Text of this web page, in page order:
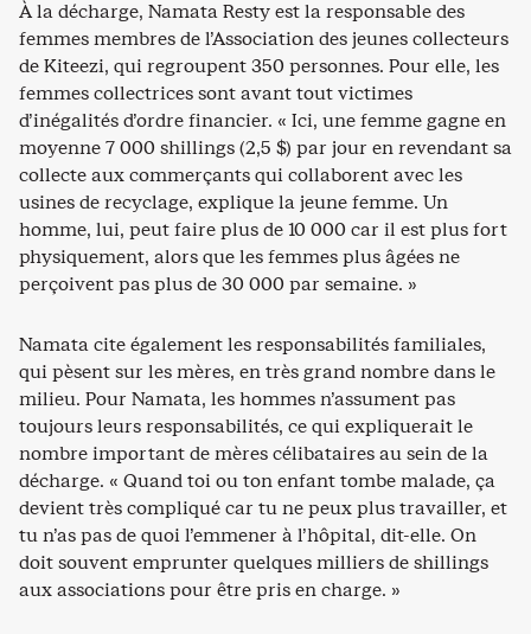
À la décharge, Namata Resty est la responsable des
femmes membres de l’Association des jeunes collecteurs
de Kiteezi, qui regroupent 350 personnes. Pour elle, les
femmes collectrices sont avant tout victimes
d’inégalités d’ordre financier. « Ici, une femme gagne en
moyenne 7 000 shillings (2,5 $) par jour en revendant sa
collecte aux commerçants qui collaborent avec les
usines de recyclage, explique la jeune femme. Un
homme, lui, peut faire plus de 10 000 car il est plus fort
physiquement, alors que les femmes plus âgées ne
perçoivent pas plus de 30 000 par semaine. »
Namata cite également les responsabilités familiales,
qui pèsent sur les mères, en très grand nombre dans le
milieu. Pour Namata, les hommes n’assument pas
toujours leurs responsabilités, ce qui expliquerait le
nombre important de mères célibataires au sein de la
décharge. « Quand toi ou ton enfant tombe malade, ça
devient très compliqué car tu ne peux plus travailler, et
tu n’as pas de quoi l’emmener à l’hôpital, dit-elle. On
doit souvent emprunter quelques milliers de shillings
aux associations pour être pris en charge. »